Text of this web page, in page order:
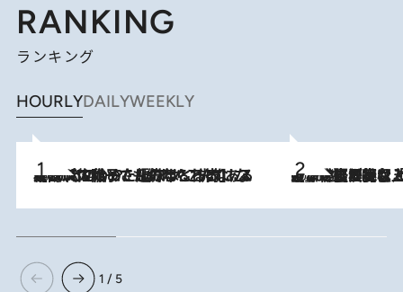
RANKING
ランキング
HOURLYDAILYWEEKLY
2026.8.5
【阿川佐和子さんの年とる力】なぜ70代で始めた趣味は“こんなに楽しい”のか？ ピアノ、俳句…スランプに陥っても続けられる“ある秘訣”とは 2026.8.5
【なぜ吉沢亮は「気配を消せる」のか？】興行収入208億の『国宝』を経て挑むミュージカル『ディア・エヴァン・ハンセン』。トップ俳優が舞台上でさらけ出した“孤独”とは
1 / 5